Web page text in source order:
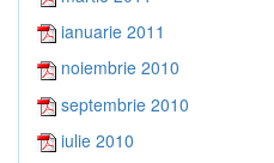
ianuarie 2011
noiembrie 2010
septembrie 2010
iulie 2010